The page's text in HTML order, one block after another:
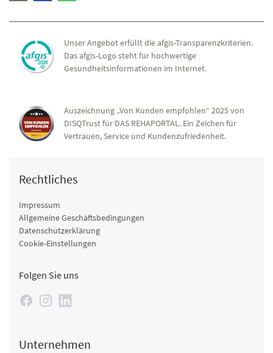
Unser Angebot erfüllt die afgis-Transparenzkriterien.
Das afgis-Logo steht für hochwertige
Gesundheitsinformationen im Internet.
Auszeichnung „Von Kunden empfohlen“ 2025 von
DISQTrust für DAS REHAPORTAL. Ein Zeichen für
Vertrauen, Service und Kundenzufriedenheit.
Rechtliches
Impressum
Allgemeine Geschäftsbedingungen
Datenschutzerklärung
Cookie-Einstellungen
Folgen Sie uns
Unternehmen